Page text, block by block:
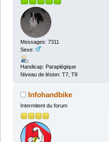
Messages: 7311
Sexe:
Handicap: Paraplégique
Niveau de lésion: T7, T8
Infohandbike
Intermitent du forum